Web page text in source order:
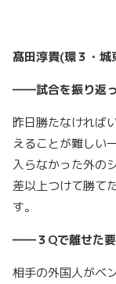
髙田淳貴(環３・城
――試合を振り返
昨日勝たなければ
えることが難しい
入らなかった外の
差以上つけて勝て
す。
――３Qで離せた
相手の外国人がベ